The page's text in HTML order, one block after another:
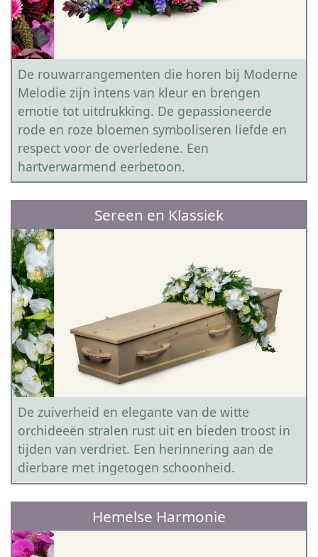
De rouwarrangementen die horen bij Moderne
Melodie zijn intens van kleur en brengen
emotie tot uitdrukking. De gepassioneerde
rode en roze bloemen symboliseren liefde en
respect voor de overledene. Een
hartverwarmend eerbetoon.
Sereen en Klassiek
De zuiverheid en elegante van de witte
orchideeën stralen rust uit en bieden troost in
tijden van verdriet. Een herinnering aan de
dierbare met ingetogen schoonheid.
Hemelse Harmonie